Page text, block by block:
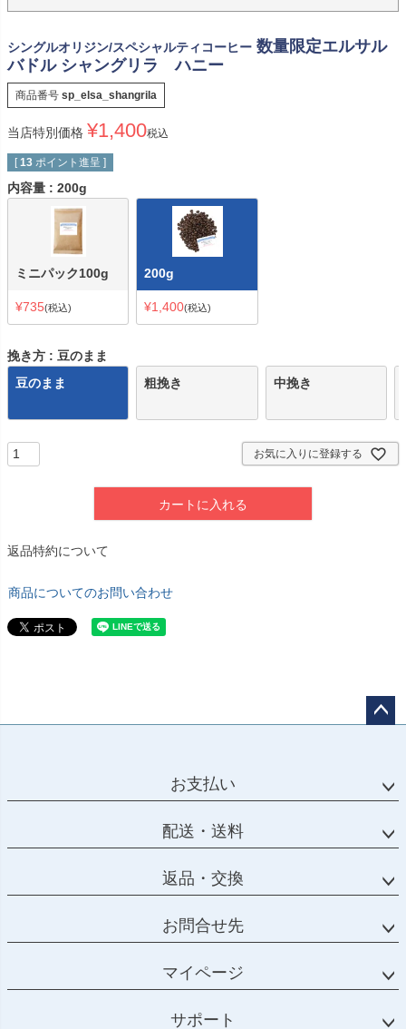
シングルオリジン/スペシャルティコーヒー 数量限定エルサル
バドル シャングリラ ハニー
商品番号 sp_elsa_shangrila
当店特別価格 ¥1,400税込
[ 13 ポイント進呈 ]
内容量 200g
ミニパック100g
¥735 税込
200g
¥1,400 税込
挽き方
豆のまま
豆のまま
粗挽き 中挽き
お気に入りに登録する
カートに入れる
返品特約について
商品についてのお問い合わせ
お支払い
配送・送料
返品・交換
お問合せ先
マイページ
サポート